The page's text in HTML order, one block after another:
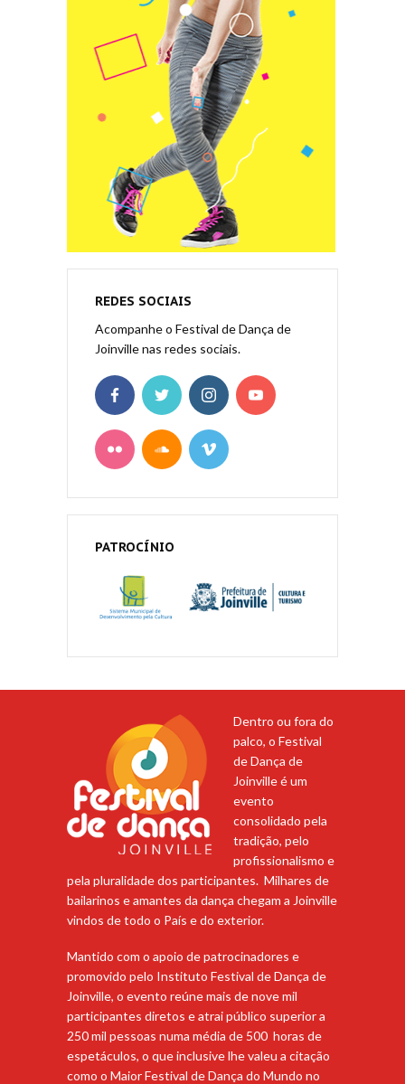
REDES SOCIAIS
Acompanhe o Festival de Dança de
Joinville nas redes sociais.
PATROCÍNIO
Dentro ou fora do
palco, o Festival
de Dança de
Joinville é um
evento
consolidado pela
tradição, pelo
profissionalismo e
pela pluralidade dos participantes. Milhares de
bailarinos e amantes da dança chegam a Joinville
vindos de todo o País e do exterior.
Mantido com o apoio de patrocinadores e
promovido pelo Instituto Festival de Dança de
Joinville, o evento reúne mais de nove mil
participantes diretos e atrai público superior a
250 mil pessoas numa média de 500 horas de
espetáculos, o que inclusive lhe valeu a citação
como o Maior Festival de Dança do Mundo no